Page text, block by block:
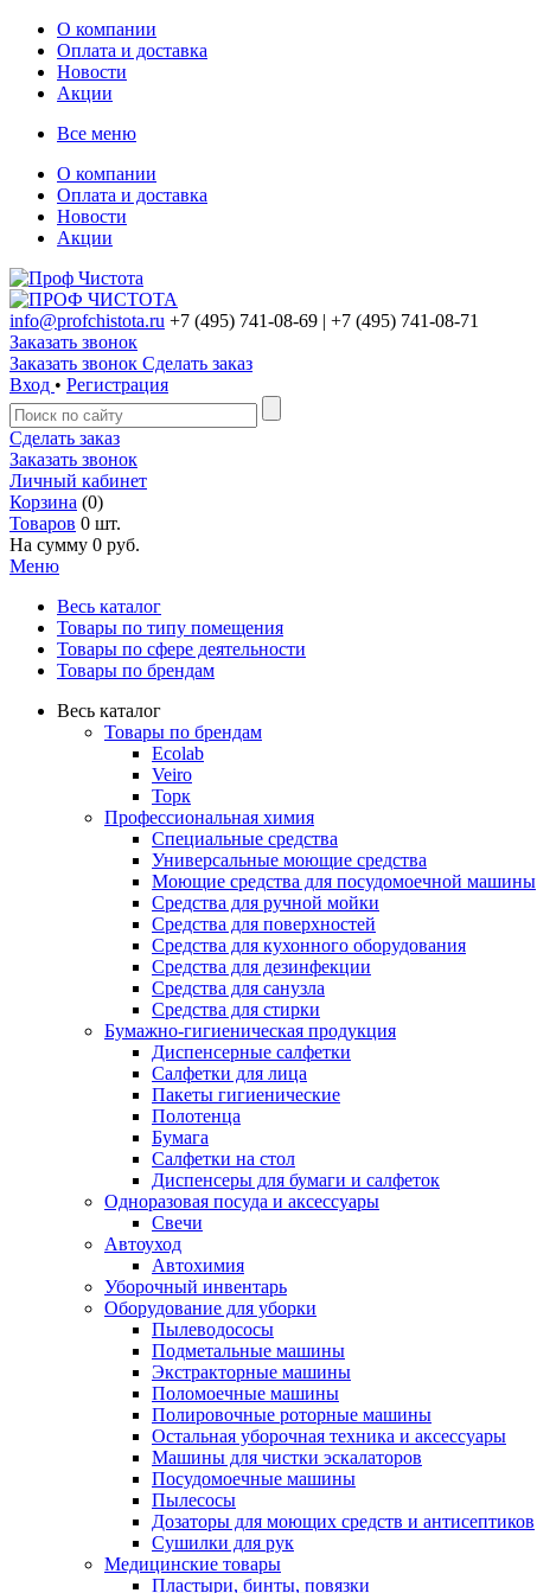
О компании
Оплата и доставка
Новости
Акции
Все меню
О компании
Оплата и доставка
Новости
Акции
info@profchistota.ru +7 (495) 741-08-69 | +7 (495) 741-08-71
Заказать звонок
Заказать звонок Сделать заказ
Вход • Регистрация
Сделать заказ
Заказать звонок
Личный кабинет
Корзина (0)
Товаров 0 шт.
На сумму 0 руб.
Меню
Весь каталог
Товары по типу помещения
Товары по сфере деятельности
Товары по брендам
Весь каталог
Товары по брендам
Ecolab
Veiro
Торк
Профессиональная химия
Специальные средства
Универсальные моющие средства
Моющие средства для посудомоечной машины
Средства для ручной мойки
Средства для поверхностей
Средства для кухонного оборудования
Средства для дезинфекции
Средства для санузла
Средства для стирки
Бумажно-гигиеническая продукция
Диспенсерные салфетки
Салфетки для лица
Пакеты гигиенические
Полотенца
Бумага
Салфетки на стол
Диспенсеры для бумаги и салфеток
Одноразовая посуда и аксессуары
Свечи
Автоуход
Автохимия
Уборочный инвентарь
Оборудование для уборки
Пылеводососы
Подметальные машины
Экстракторные машины
Поломоечные машины
Полировочные роторные машины
Остальная уборочная техника и аксессуары
Машины для чистки эскалаторов
Посудомоечные машины
Пылесосы
Дозаторы для моющих средств и антисептиков
Сушилки для рук
Медицинские товары
Пластыри, бинты, повязки